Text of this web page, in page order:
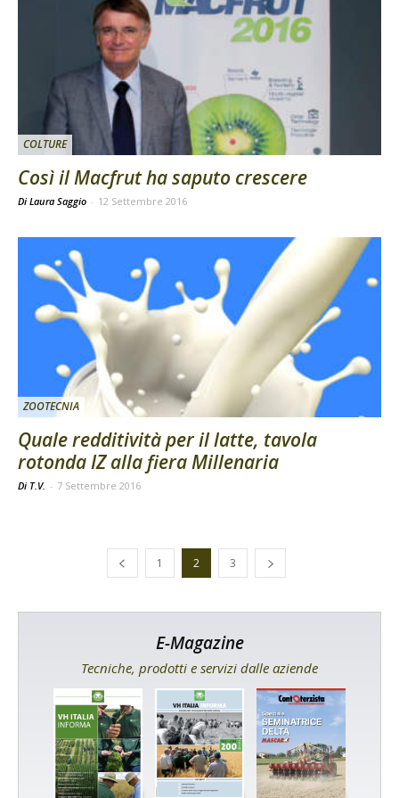
COLTURE
Così il Macfrut ha saputo crescere
Di Laura Saggio - 12 Settembre 2016
ZOOTECNIA
Quale redditività per il latte, tavola
rotonda IZ alla fiera Millenaria
Di T.V. - 7 Settembre 2016
1 2 3
E-Magazine
Tecniche, prodotti e servizi dalle aziende